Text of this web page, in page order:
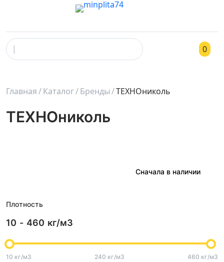
0
Главная Каталог Бренды ТЕХНОниколь
ТЕХНОниколь
Плотность
10 - 460 кг/м3
10 кг/м3 240 кг/м3 460 кг/м3